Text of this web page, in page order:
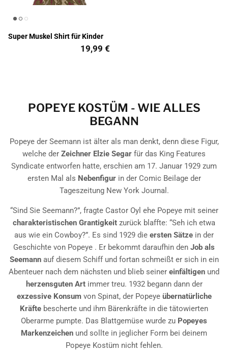
Super Muskel Shirt für Kinder
19,99 €
POPEYE KOSTÜM - WIE ALLES
BEGANN
Popeye der Seemann ist älter als man denkt, denn diese Figur,
welche der Zeichner Elzie Segar für das King Features
Syndicate entworfen hatte, erschien am 17. Januar 1929 zum
ersten Mal als Nebenfigurin der Comic Beilage der
Tageszeitung New York Journal.
“Sind Sie Seemann?”, fragte Castor Oyl ehe Popeye mit seiner
charakteristischen Grantigkeit zurück blaffte: “Seh ich etwa
aus wie ein Cowboy?”. Es sind 1929 die ersten Sätze in der
Geschichte von Popeye . Er bekommt daraufhin den Job als
Seemannauf diesem Schiff und fortan schmeißt er sich in ein
Abenteuer nach dem nächsten und blieb seiner einfältigen und
herzensguten Artimmer treu. 1932 begann dann der
exzessive Konsumvon Spinat, der Popeyeübernatürliche
Kräfte bescherte und ihm Bärenkräfte in die tätowierten
Oberarme pumpte. Das Blattgemüse wurde zu Popeyes
Markenzeichen und sollte in jeglicher Form bei deinem
Popeye Kostüm nicht fehlen.